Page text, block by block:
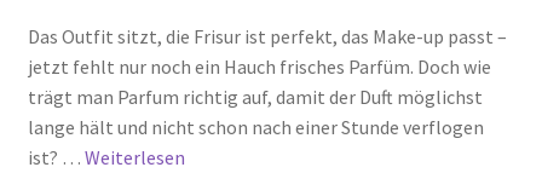
Das Outfit sitzt, die Frisur ist perfekt, das Make-up passt –
jetzt fehlt nur noch ein Hauch frisches Parfüm. Doch wie
trägt man Parfum richtig auf, damit der Duft möglichst
lange hält und nicht schon nach einer Stunde verflogen
ist? … Weiterlesen